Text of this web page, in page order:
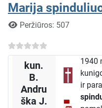
gilų
XVI-
Marija
Išsami informacija
Peržiūros: 507
kun.
B.
Andru
ška J.
1940
ir